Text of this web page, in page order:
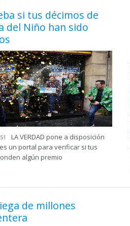
si tus décimos de
del Niño han sido
LA VERDAD pone a disposición
un portal para verificar si tus
algún premio
de millones